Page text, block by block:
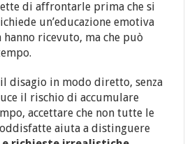
di affrontarle prima che si
un’educazione emotiva
ricevuto, ma che può
disagio in modo diretto, senza
il rischio di accumulare
accettare che non tutte le
aiuta a distinguere